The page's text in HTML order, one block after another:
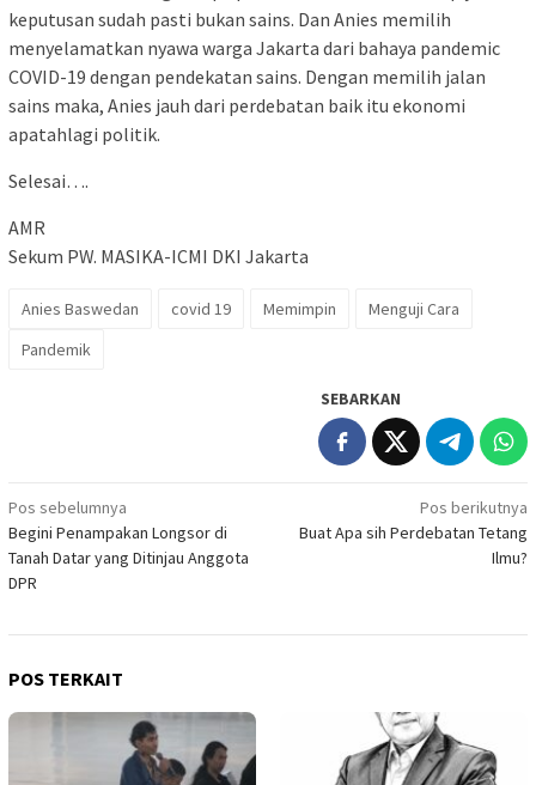
keputusan sudah pasti bukan sains. Dan Anies memilih
menyelamatkan nyawa warga Jakarta dari bahaya pandemic
COVID-19 dengan pendekatan sains. Dengan memilih jalan
sains maka, Anies jauh dari perdebatan baik itu ekonomi
apatahlagi politik.
Selesai….
AMR
Sekum PW. MASIKA-ICMI DKI Jakarta
Anies Baswedan covid 19 Memimpin
Menguji Cara
Pandemik
SEBARKAN
Navigasi
pos
Pos sebelumnya
Begini Penampakan Longsor di
Tanah Datar yang Ditinjau Anggota
DPR
Pos berikutnya
Buat Apa sih Perdebatan Tetang
Ilmu?
POS TERKAIT